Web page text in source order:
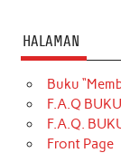
HALAMAN
Buku
F.A.Q BUKU
F.A.Q.
Front Page